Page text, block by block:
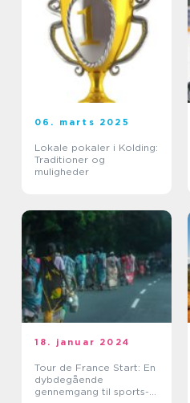
06. marts 2025
Lokale pokaler i Kolding:
Traditioner og
muligheder
18. januar 2024
Tour de France Start: En
dybdegående
gennemgang til sports-